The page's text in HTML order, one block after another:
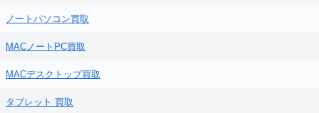
ノートパソコン買取
MACノートPC買取
MACデスクトップ買取
タブレット 買取